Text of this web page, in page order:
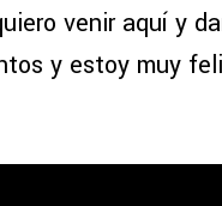
venir aquí y
y estoy muy